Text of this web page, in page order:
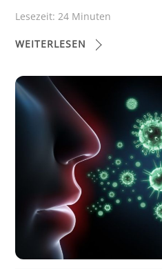
Lesezeit: 24 Minuten
WEITERLESEN